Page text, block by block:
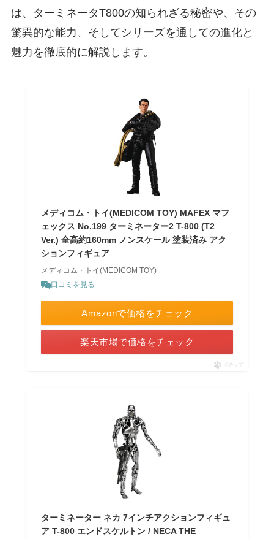
は、ターミネータT800の知られざる秘密や、その
驚異的な能力、そしてシリーズを通しての進化と
魅力を徹底的に解説します。
メディコム・トイ(MEDICOM TOY) MAFEX マフ
ェックス No.199 ターミネーター2 T-800 (T2
Ver.) 全高約160mm ノンスケール 塗装済み アク
ションフィギュア
メディコム・トイ(MEDICOM TOY)
口コミを見る
Amazonで価格をチェック
楽天市場で価格をチェック
ポチップ
ターミネーター ネカ 7インチアクションフィギュ
ア T-800 エンドスケルトン / NECA THE